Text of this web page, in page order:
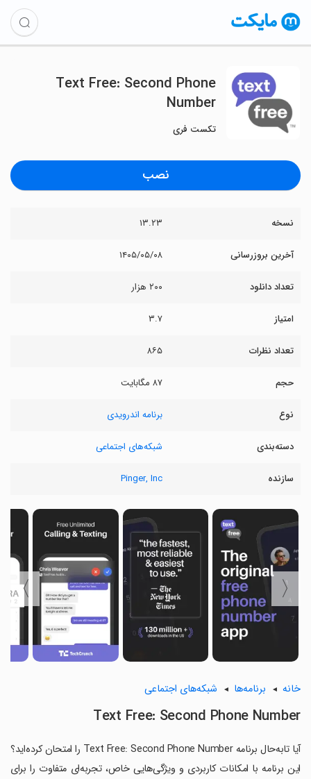
Text Free: Second Phone
Number
تکست فری
نصب
نسخه ۱۳.۲۳
آخرین بروزرسانی ۱۴۰۵/۰۵/۰۸
تعداد دانلود ۲۰۰ هزار
امتیاز ۳.۷
تعداد نظرات ۸۶۵
حجم ۸۷ مگابایت
نوع برنامه اندرویدی
دسته‌بندی شبکه‌های اجتماعی
سازنده Pinger, Inc
〈
〉
خانه برنامه‌ها شبکه‌های اجتماعی
Text Free: Second Phone Number
آیا تابه‌حال برنامه Text Free: Second Phone Number را امتحان کرده‌اید؟
این برنامه با امکانات کاربردی و ویژگی‌هایی خاص، تجربه‌ای متفاوت را برای